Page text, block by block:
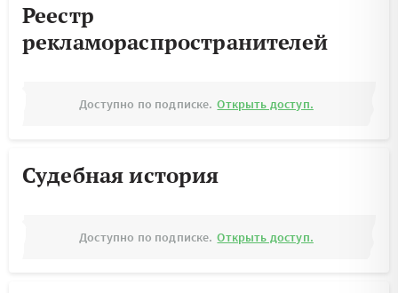
Реестр
рекламораспространителей
Доступно по подписке. Открыть доступ.
Судебная история
Доступно по подписке. Открыть доступ.